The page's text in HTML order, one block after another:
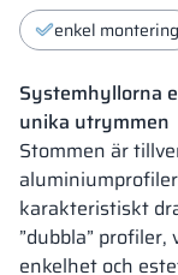
enkel montering
Systemhyllorna
unika utrymmen
Stommen är
karakteristiskt
”dubbla”
enkelhet och